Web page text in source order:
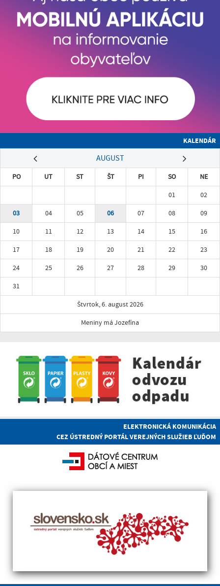
KALENDÁR
AUGUST
PO UT ST ŠT PI SO
NE
01
02
03
04 05 06 07 08
09
10
11 12 13 14 15
16
17
18 19 20 21 22
23
24
25 26 27 28 29
30
31
Štvrtok, 6. august 2026
Meniny má Jozefína
ELEKTRONICKÁ KOMUNIKÁCIA
CEZ ÚSTREDNÝ PORTÁL VEREJNÝCH SLUŽIEB ĽUĎOM